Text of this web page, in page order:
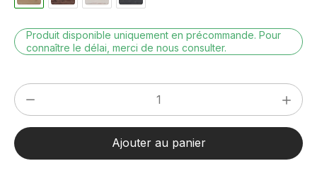
Produit disponible uniquement en précommande. Pour
connaître le délai, merci de nous consulter.
quantité
de
Alpha
Chêne
Ajouter au panier